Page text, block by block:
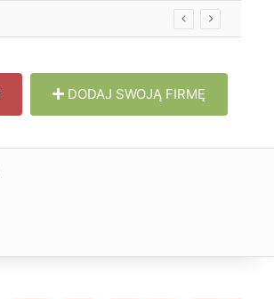
DODAJ SWOJĄ FIRMĘ